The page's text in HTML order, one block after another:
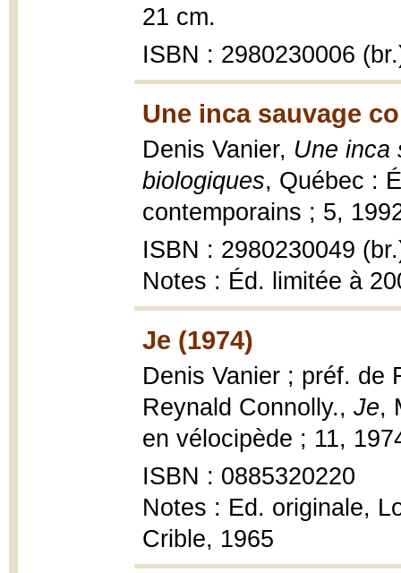
21 cm.
ISBN : 2980230006
Une inca sauvage
Denis Vanier, Une inca
biologiques, Québec :
contemporains ; 5,
ISBN : 2980230049
Notes : Éd. limitée à
Je (1974)
Denis Vanier ; préf. de
Reynald Connolly., Je,
en vélocipède ; 11,
ISBN : 0885320220
Notes : Ed. originale,
Crible, 1965